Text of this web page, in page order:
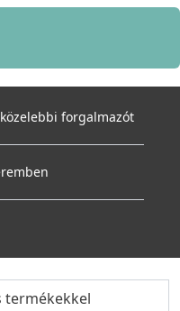
forgalmazót
termékekkel